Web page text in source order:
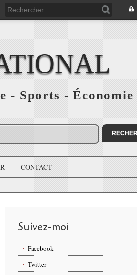
- Sports - Économie
CONTACT
Suivez-moi
Facebook
Twitter